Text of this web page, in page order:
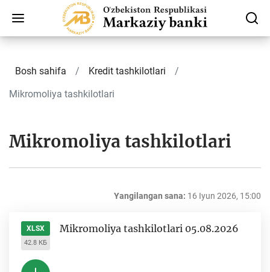
Bosh sahifa
Kredit tashkilotlari
Mikromoliya tashkilotlari
Mikromoliya tashkilotlari
Yangilangan sana: 16 Iyun 2026, 15:00
XLSX
42.8 КБ
Mikromoliya tashkilotlari 05.08.2026